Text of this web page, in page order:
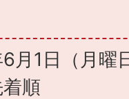
月1日（月曜
順